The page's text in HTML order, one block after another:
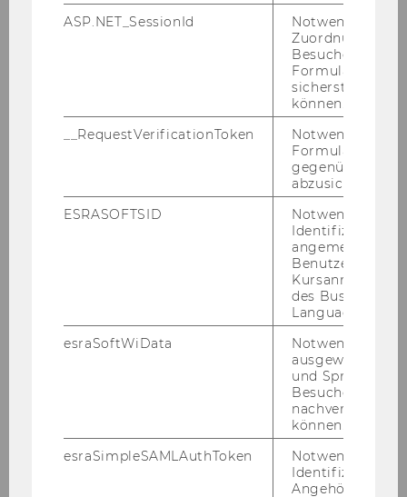
5. Fül­len Sie das For­mu­lar aus und be­stä­ti­gen
ASP.NET_SessionId
Notwendig, um
Zuordnung von
Besucher zu
sicherstellen zu
können.
__RequestVerificationToken
Notwendig, um
gegenüber
abzusichern.
ESRASOFTSID
Notwendig zur
Identifizierung
angemeldeten
Benutzers im
des Business
Language
esraSoftWiData
Notwendig um
ausgewählte
und
Besuchers
nachverfolgen
können.
esraSimpleSAMLAuthToken
Notwendig zur
Identifizierung
Angehörige/r für